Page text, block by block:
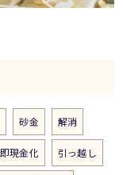
砂金 解消
即現金化 引っ越し